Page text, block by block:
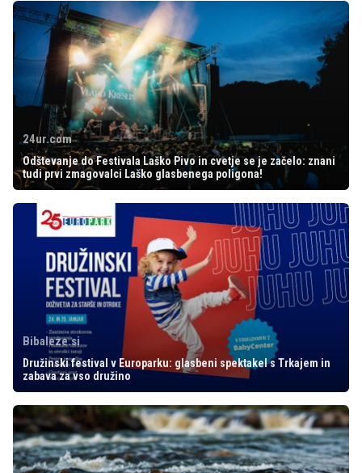
24ur.com
Odštevanje do Festivala Laško Pivo in cvetje se je začelo: znani
tudi prvi zmagovalci Laško glasbenega poligona!
Bibaleze.si
Družinski festival v Europarku: glasbeni spektakel s Trkajem in
zabava za vso družino